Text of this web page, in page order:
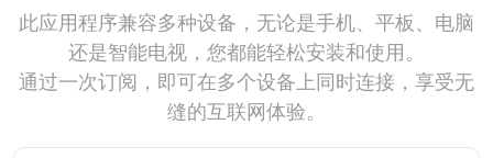
此应用程序兼容多种设备，无论是手机、平板、电脑
还是智能电视，您都能轻松安装和使用。
通过一次订阅，即可在多个设备上同时连接，享受无
缝的互联网体验。